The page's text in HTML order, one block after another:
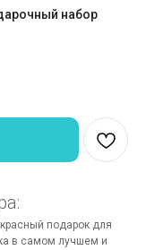
набор
подарок для
в самом лучшем и